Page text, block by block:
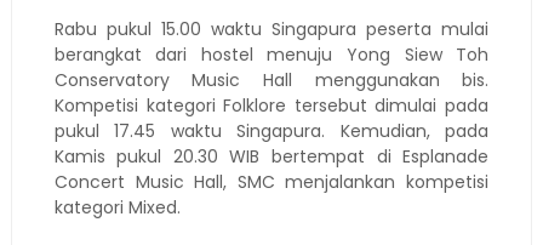
Rabu pukul 15.00 waktu Singapura peserta mulai
berangkat dari hostel menuju Yong Siew Toh
Conservatory Music Hall menggunakan bis.
Kompetisi kategori Folklore tersebut dimulai pada
pukul 17.45 waktu Singapura. Kemudian, pada
Kamis pukul 20.30 WIB bertempat di Esplanade
Concert Music Hall, SMC menjalankan kompetisi
kategori Mixed.